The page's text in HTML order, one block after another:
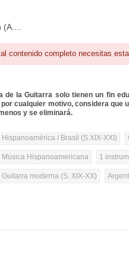
contenido completo necesitas
de la Guitarra solo tienen un fin
cualquier motivo, considera que
y se eliminará.
Hispanoamérica / Brasil (S.XIX-XXI)
Música Hispanoamericana 1
Guitarra moderna (S. XIX-XX)